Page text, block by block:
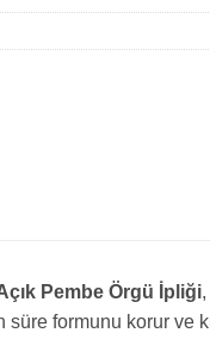
Pembe Örgü İpliği
süre formunu korur ve